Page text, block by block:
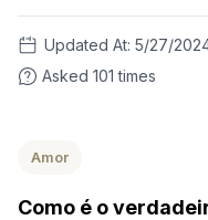
Updated At: 5/27/
Asked 101 times
Amor
Como é o